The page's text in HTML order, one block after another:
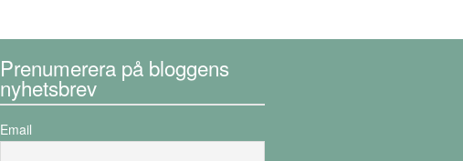
Prenumerera på bloggens
nyhetsbrev
Email